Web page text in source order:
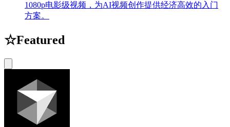
1080p电影级视频，为AI视频创作提供经济高效的入门
方案。
☆Featured